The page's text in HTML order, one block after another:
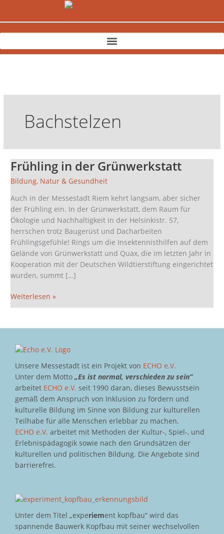
Bachstelzen
Frühling in der Grünwerkstatt
Bildung, Natur & Gesundheit
Auch in der Messestadt Riem kehrt langsam, aber sicher
der Frühling ein. In der Grünwerkstatt, dem Raum für
Ökologie und Nachhaltigkeit in der Helsinkistr. 57,
herrschen trotz Baugerüst und Dacharbeiten
Frühlingsgefühle! Rings um die Insektennisthilfen auf dem
Gelände von Grünwerkstatt und Quax, die im letzten Jahr in
Kooperation mit der Deutschen Wildtierstiftung eingerichtet
wurden, summt […]
Frühling
der
Grünwerkstatt
Weiterlesen »
Unsere Messestadt ist ein Projekt von ECHO e.V.
Unter dem Motto „Es ist normal, verschieden zu sein“
arbeitet ECHO e.V. seit 1990 daran, dieses Bewusstsein
gemäß dem Anspruch von Inklusion zu fördern und
kulturelle Bildung im Sinne von Bildung zur kulturellen
Teilhabe für alle Menschen erlebbar zu machen.
ECHO e.V. arbeitet mit Methoden der Kultur-, Spiel-, und
Erlebnispädagogik sowie nach den Grundsätzen der
kulturellen und politischen Bildung. Die Angebote sind
barrierefrei.
Unter dem Titel „experiement kopfbau“ wird das
spannende Bauwerk Kopfbau mit seiner wechselvollen